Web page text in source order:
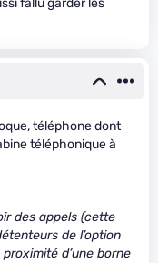
fallu garder les
téléphone dont
téléphonique à
des appels (cette
de l’option
d’une borne